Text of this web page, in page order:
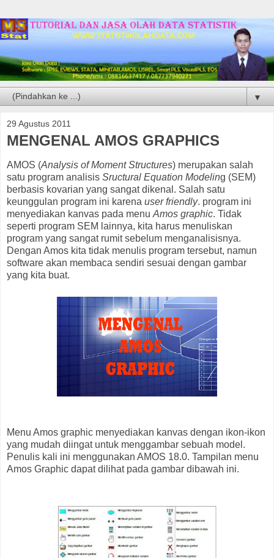
▼
29 Agustus 2011
MENGENAL AMOS GRAPHICS
AMOS (Analysis of Moment Structures) merupakan salah
satu program analisis Sructural Equation Modeling (SEM)
berbasis kovarian yang sangat dikenal. Salah satu
keunggulan program ini karena user friendly. program ini
menyediakan kanvas pada menu Amos graphic. Tidak
seperti program SEM lainnya, kita harus menuliskan
program yang sangat rumit sebelum menganalisisnya.
Dengan Amos kita tidak menulis program tersebut, namun
software akan membaca sendiri sesuai dengan gambar
yang kita buat.
Menu Amos graphic menyediakan kanvas dengan ikon-ikon
yang mudah diingat untuk menggambar sebuah model.
Penulis kali ini menggunakan AMOS 18.0. Tampilan menu
Amos Graphic dapat dilihat pada gambar dibawah ini.